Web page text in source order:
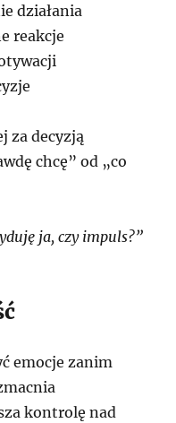
działania
reakcje
za decyzją
chcę” od „co
ja, czy impuls?”
emocje zanim
kontrolę nad